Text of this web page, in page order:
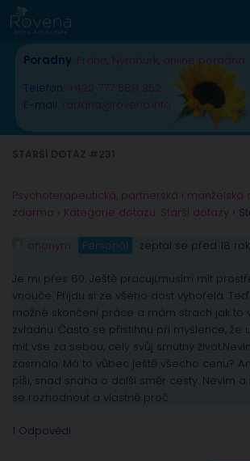
Skip to content
Poradny Praha Nymburk online poradna
Telefon: +420 777 588 352
E-mail: radana@rovena.info
Psychoterapeutická, partnerská i
zdarma › Kategorie dotazu: Starší dotazy ›
anonym Personál zeptal se před 18
Je mi přes 60. Ještě pracuji,musím mít
vnouče. Přijdu si ze všeho dost vyhořelá.
možné skončení práce a mám strach jak to
zvládnu. Často se přistihnu při myšlence, že
mít vše za sebou, celý svůj smutný
zasmála. Má to vůbec ještě všecho cenu?
píši, snad snaha o další směr cesty. Nevím
se rozhodnout a vlastně proč
1 Odpovědi